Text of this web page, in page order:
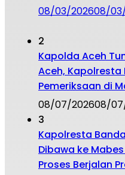
08/03/202608/
2
Kapolda Aceh
Aceh,
Pemeriksaan di
08/07/202608/
3
Kapolresta
Dibawa ke
Proses Berjalan